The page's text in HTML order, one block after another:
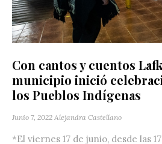
Con cantos y cuentos
municipio inició
los Pueblos Indígenas
Junio 7, 2022 Alejandra Castellano
*El viernes 17 de junio, desde las